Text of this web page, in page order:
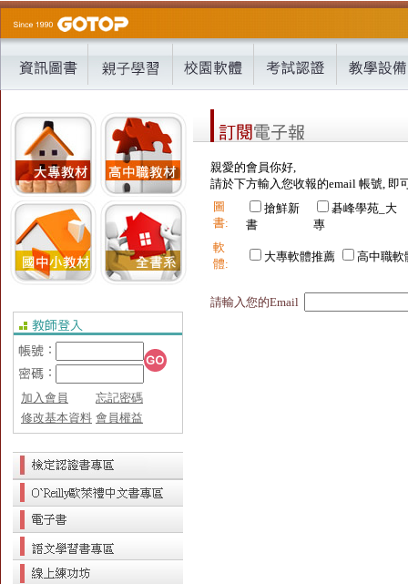
加入會員
忘記密碼
修改基本資料 會員權益
親愛的會員你好,
請於下方輸入您收報的email 帳號, 即
圖
書:
搶鮮新
書
碁峰學苑_大
專
軟
體:
大專軟體推薦 高中職軟
請輸入您的Email